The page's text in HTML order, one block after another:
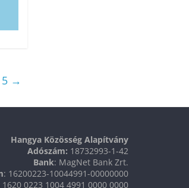
→
Hangya Közösség Alapítvány
Adószám: 18732993-1-42
Bank: MagNet Bank Zrt.
: 16200223-10044991-00000000
1620 0223 1004 4991 0000 0000